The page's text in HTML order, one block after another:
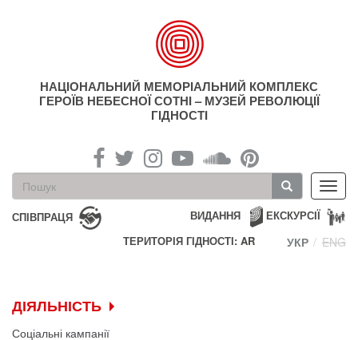
НАЦІОНАЛЬНИЙ МЕМОРІАЛЬНИЙ КОМПЛЕКС
ГЕРОЇВ НЕБЕСНОЇ СОТНІ – МУЗЕЙ РЕВОЛЮЦІЇ
ГІДНОСТІ
Пошукова
форма
Пошук
СПІВПРАЦЯ ЕКСКУРСІЇ
ВИДАННЯ
ТЕРИТОРІЯ ГІДНОСТІ: AR
УКР ENG
ДІЯЛЬНІСТЬ
Соціальні кампанії